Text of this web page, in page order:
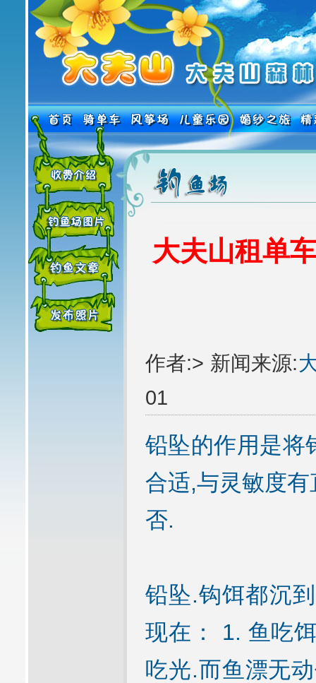
大夫山租单
作者:> 新闻来源:
01
铅坠的作用是将
合适,与灵敏度
否.
铅坠.钩饵都沉
现在： 1. 鱼吃
吃光.而鱼漂无